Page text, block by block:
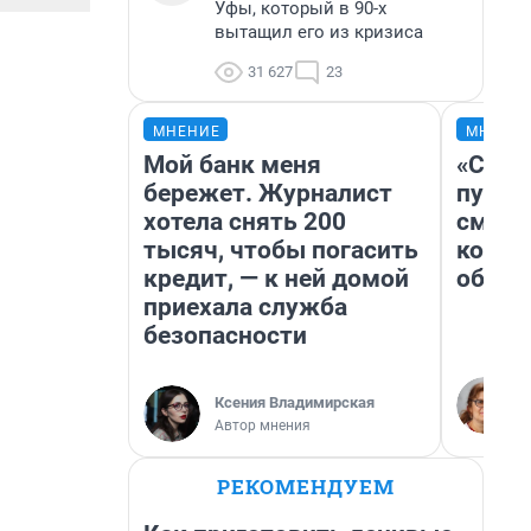
Уфы, который в 90-х
вытащил его из кризиса
31 627 23
МНЕНИЕ
Мой банк меня
бережет. Журналист
хотела снять 200
тысяч, чтобы погасить
кредит, — к ней домой
приехала служба
безопасности
Ксения Владимирская
Автор мнения
РЕКОМЕНДУЕМ